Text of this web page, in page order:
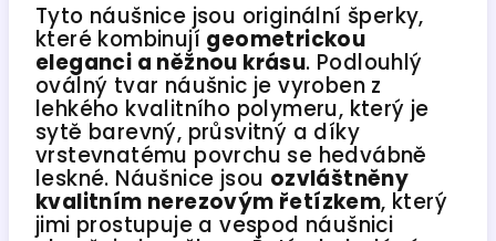
Tyto náušnice jsou originální šperky,
které kombinují geometrickou
eleganci a něžnou krásu. Podlouhlý
oválný tvar náušnic je vyroben z
lehkého kvalitního polymeru, který je
sytě barevný, průsvitný a díky
vrstevnatému povrchu se hedvábně
leskné. Náušnice jsou ozvláštněny
kvalitním nerezovým řetízkem, který
jimi prostupuje a vespod náušnici